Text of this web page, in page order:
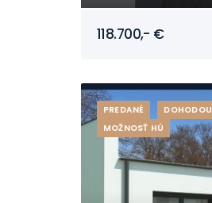
118.700,- €
PREDANÉ DOHODOU
MOŽNOSŤ HÚ